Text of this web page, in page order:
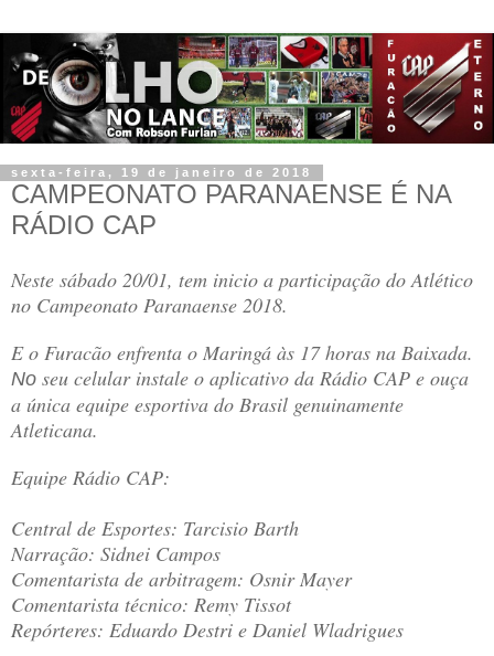
sexta-feira, 19 de janeiro de 2018
CAMPEONATO PARANAENSE É NA
RÁDIO CAP
Neste sábado 20/01, tem inicio a participação do Atlético
no Campeonato Paranaense 2018.
E o Furacão enfrenta o Maringá às 17 horas na Baixada.
No seu celular instale o aplicativo da Rádio CAP e ouça
a única equipe esportiva do Brasil genuinamente
Atleticana.
Equipe Rádio CAP:
Central de Esportes: Tarcisio Barth
Narração: Sidnei Campos
Comentarista de arbitragem: Osnir Mayer
Comentarista técnico: Remy Tissot
Repórteres: Eduardo Destri e Daniel Wladrigues